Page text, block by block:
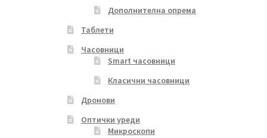
Дополнителна опрема
Таблети
Часовници
Smart часовници
Класични часовници
Дронови
Оптички уреди
Микроскопи